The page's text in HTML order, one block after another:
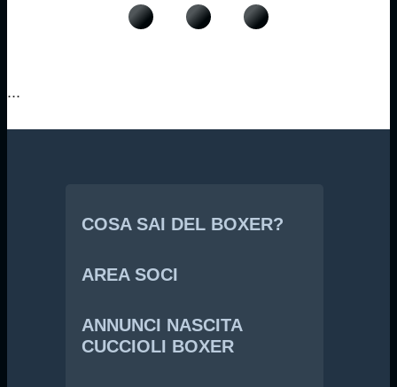
...
COSA SAI DEL BOXER?
AREA SOCI
ANNUNCI NASCITA
CUCCIOLI BOXER